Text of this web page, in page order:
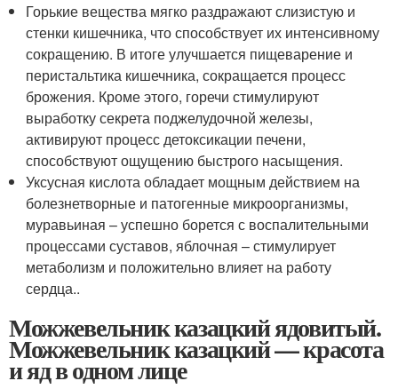
Горькие вещества мягко раздражают слизистую и
стенки кишечника, что способствует их интенсивному
сокращению. В итоге улучшается пищеварение и
перистальтика кишечника, сокращается процесс
брожения. Кроме этого, горечи стимулируют
выработку секрета поджелудочной железы,
активируют процесс детоксикации печени,
способствуют ощущению быстрого насыщения.
Уксусная кислота обладает мощным действием на
болезнетворные и патогенные микроорганизмы,
муравьиная – успешно борется с воспалительными
процессами суставов, яблочная – стимулирует
метаболизм и положительно влияет на работу
сердца..
Можжевельник казацкий ядовитый.
Можжевельник казацкий — красота
и яд в одном лице